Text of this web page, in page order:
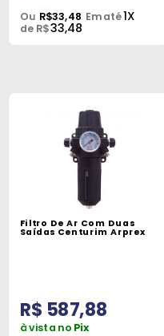
Ou R$33,48 Em até1X
de R$33,48
Filtro De Ar Com Duas
Saídas Centurim Arprex
R$ 587,88
à vista no Pix